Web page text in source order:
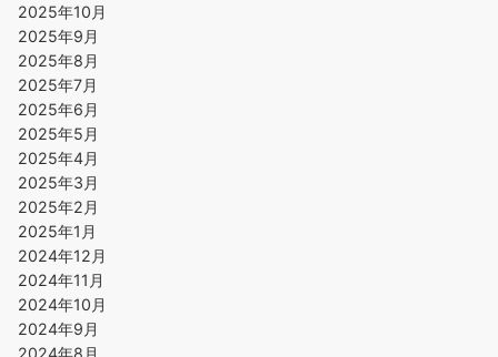
2025年10月
2025年9月
2025年8月
2025年7月
2025年6月
2025年5月
2025年4月
2025年3月
2025年2月
2025年1月
2024年12月
2024年11月
2024年10月
2024年9月
2024年8月